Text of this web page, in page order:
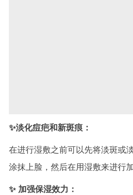
✨淡化痘疤和新斑痕：
在进行湿敷之前可以先将淡斑或
涂抹上脸，然后在用湿敷来进行
✨ 加强保湿效力：